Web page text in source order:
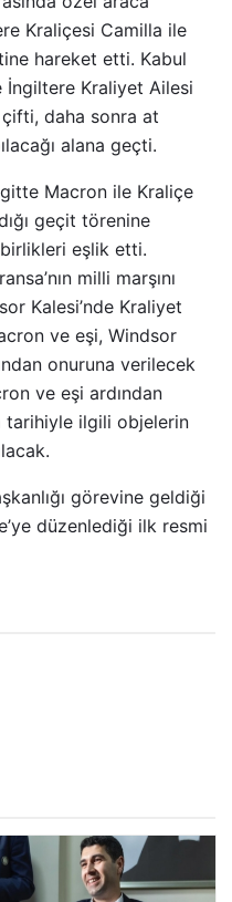
Kraliçesi Camilla ile
hareket etti. Kabul
İngiltere Kraliyet Ailesi
çifti, daha sonra at
alana geçti.
Macron ile Kraliçe
geçit törenine
eşlik etti.
milli marşını
Kalesi’nde Kraliyet
ve eşi, Windsor
onuruna verilecek
ve eşi ardından
tarihiyle ilgili objelerin
görevine geldiği
düzenlediği ilk resmi